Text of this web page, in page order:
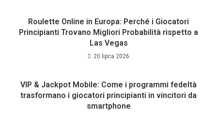
Roulette Online in Europa: Perché i Giocatori
Principianti Trovano Migliori Probabilità rispetto a
Las Vegas
20 lipca 2026
VIP & Jackpot Mobile: Come i programmi fedeltà
trasformano i giocatori principianti in vincitori da
smartphone